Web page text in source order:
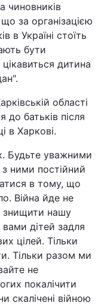
чиновників
за організацією
в Україні стоїть
бути
дитина
області
батьків після
в Харкові.
Будьте уважними
ними постійний
в тому, що
Війна йде не
знищити нашу
дітей задля
цілей. Тільки
Тільки разом ми
не
покалічити
скалічені війною